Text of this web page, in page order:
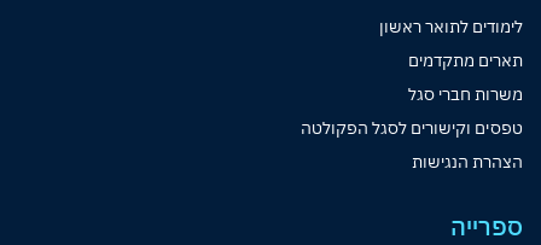
לימודים לתואר ראשון
תארים מתקדמים
משרות חברי סגל
טפסים וקישורים לסגל הפקולטה
הצהרת הנגישות
ספרייה